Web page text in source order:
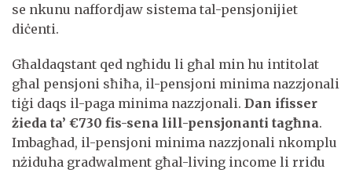
se nkunu naffordjaw sistema tal-pensjonijiet
diċenti.
Għaldaqstant qed ngħidu li għal min hu intitolat
għal pensjoni sħiħa, il-pensjoni minima nazzjonali
tiġi daqs il-paga minima nazzjonali. Dan ifisser
żieda ta’ €730 fis-sena lill-pensjonanti tagħna.
Imbagħad, il-pensjoni minima nazzjonali nkomplu
nżiduha gradwalment għal-living income li rridu